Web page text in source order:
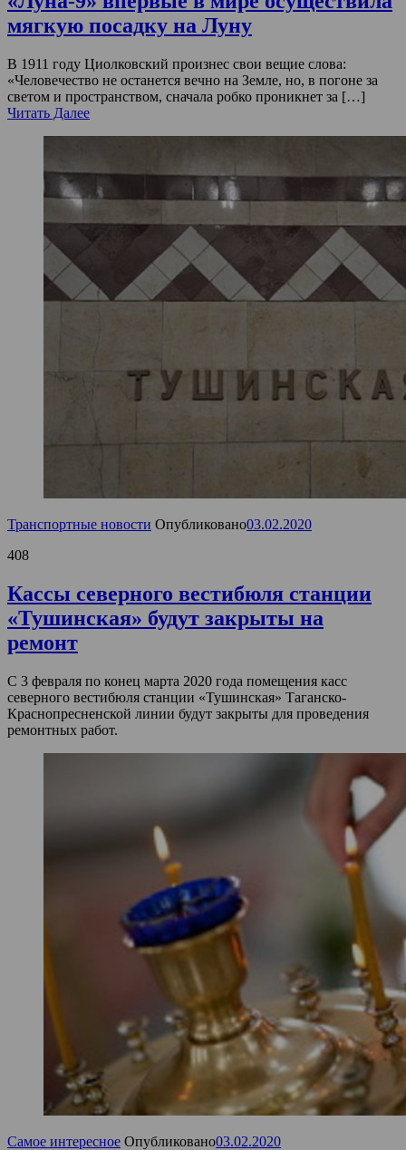
мягкую посадку на Луну
В 1911 году Циолковский произнес свои вещие слова:
«Человечество не останется вечно на Земле, но, в погоне за
светом и пространством, сначала робко проникнет за […]
Читать Далее
Транспортные новости Опубликовано03.02.2020
408
Кассы северного вестибюля станции
«Тушинская» будут закрыты на
ремонт
С 3 февраля по конец марта 2020 года помещения касс
северного вестибюля станции «Тушинская» Таганско-
Краснопресненской линии будут закрыты для проведения
ремонтных работ.
Самое интересное Опубликовано03.02.2020